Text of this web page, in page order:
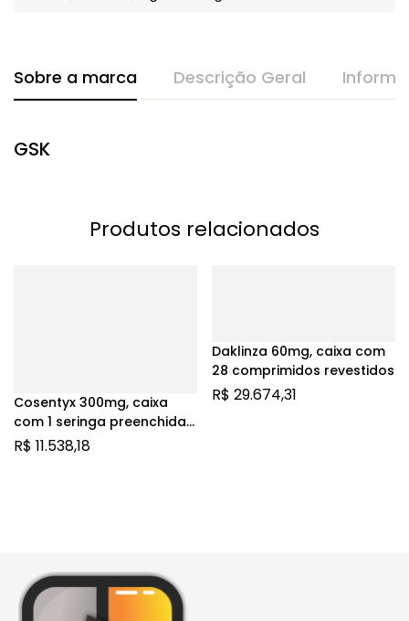
Sobre a marca Descrição Geral
GSK
Produtos relacionados
Cosentyx 300mg, caixa
com 1 seringa preenchida
com 2mL de solução de
R$ 11.538,18
Daklinza 60mg, caixa com
28 comprimidos revestidos
R$ 29.674,31